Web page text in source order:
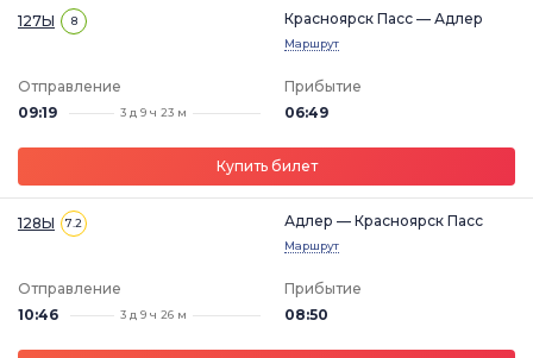
127Ы 8 Красноярск Пасс — Адлер
Маршрут
Отправление
09:19
3 д 9 ч 23 м
Прибытие
06:49
Купить билет
128Ы 7.2 Адлер — Красноярск Пасс
Маршрут
Отправление
10:46
3 д 9 ч 26 м
Прибытие
08:50